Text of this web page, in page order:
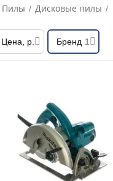
Пилы / Дисковые пилы /
Цена, р. Бренд 1